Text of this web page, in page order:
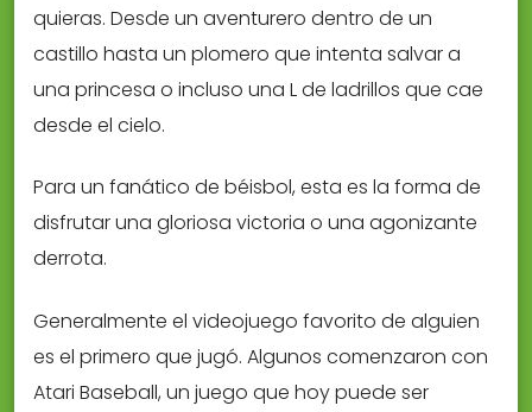
quieras. Desde un aventurero dentro de un
castillo hasta un plomero que intenta salvar a
una princesa o incluso una L de ladrillos que cae
desde el cielo.
Para un fanático de béisbol, esta es la forma de
disfrutar una gloriosa victoria o una agonizante
derrota.
Generalmente el videojuego favorito de alguien
es el primero que jugó. Algunos comenzaron con
Atari Baseball, un juego que hoy puede ser